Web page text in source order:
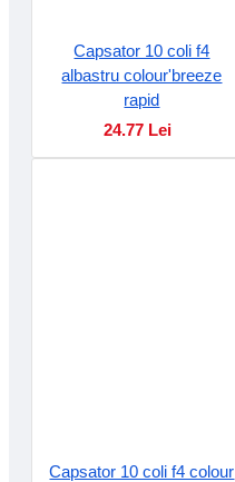
Capsator 10 coli f4
albastru colour'breeze
rapid
24.77 Lei
Capsator 10 coli f4 colour